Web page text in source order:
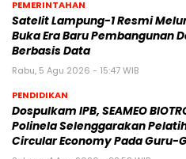
PEMERINTAHAN
Satelit Lampung-1 Resmi
Buka Era Baru Pembangunan
Berbasis Data
Rabu, 5 Agu 2026 - 15:47 WIB
PENDIDIKAN
Dospulkam IPB, SEAMEO
Polinela Selenggarakan
Circular Economy Pada Guru-